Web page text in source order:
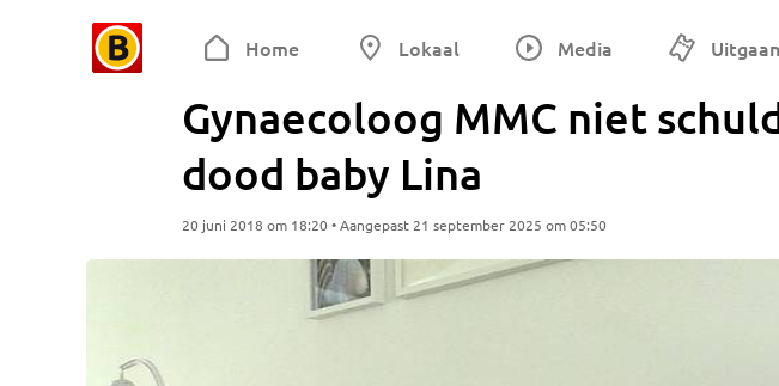
Home Lokaal Media Uitgaan
Gynaecoloog MMC niet
dood baby Lina
20 juni 2018 om 18:20 • Aangepast 21 september 2025 om 05:50